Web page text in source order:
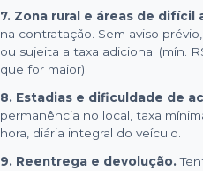
7. Zona rural e áreas de difícil
na contratação. Sem aviso
ou sujeita a taxa adicional (mín.
que for maior).
8. Estadias e dificuldade de
permanência no local, taxa
hora, diária integral do veículo.
9. Reentrega e devolução.